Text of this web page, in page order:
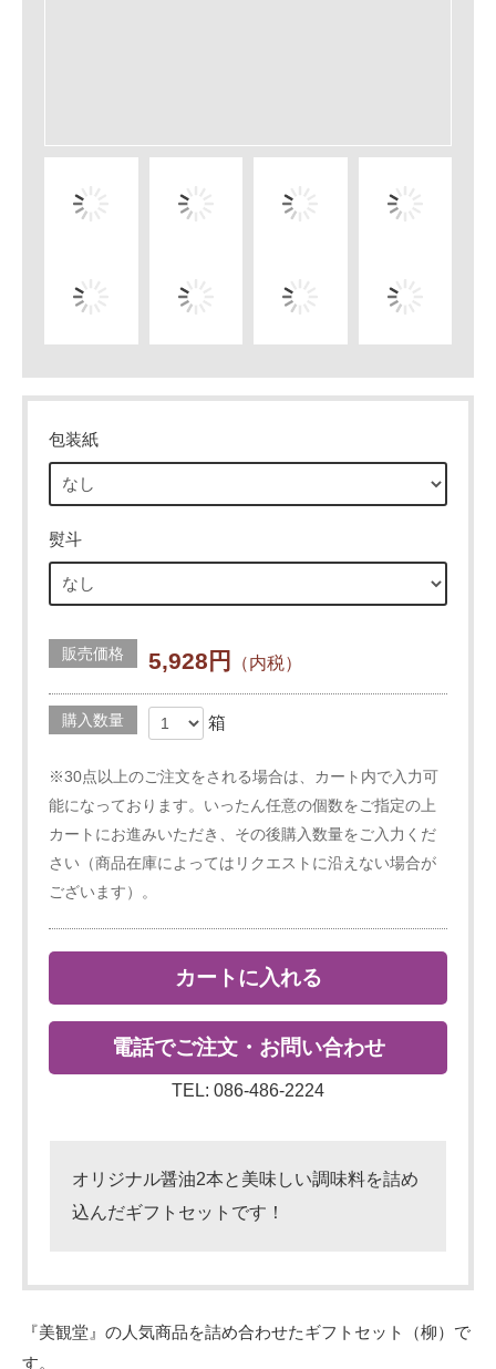
包装紙
熨斗
販売価格 5,928円 （内税）
購入数量 箱
※30点以上のご注文をされる場合は、カート内で入力可
能になっております。いったん任意の個数をご指定の上
カートにお進みいただき、その後購入数量をご入力くだ
さい（商品在庫によってはリクエストに沿えない場合が
ございます）。
カートに入れる
電話でご注文・お問い合わせ
TEL: 086-486-2224
オリジナル醤油2本と美味しい調味料を詰め
込んだギフトセットです！
『美観堂』の人気商品を詰め合わせたギフトセット（柳）で
す。